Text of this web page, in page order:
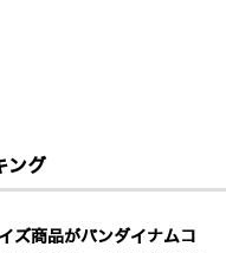
ング
ズ商品がバンダイナムコ